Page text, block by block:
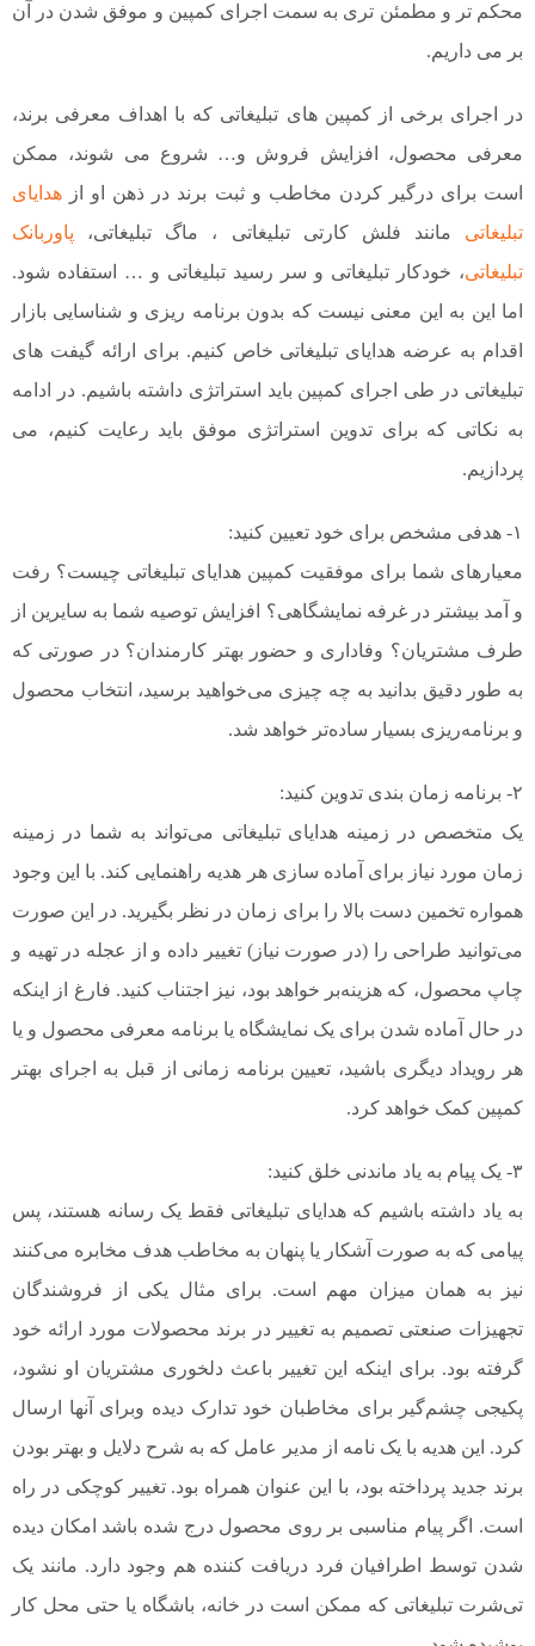
محکم تر و مطمئن تری به سمت اجرای کمپین و موفق شدن در آن
بر می داریم.
در اجرای برخی از کمپین های تبلیغاتی که با اهداف معرفی برند،
معرفی محصول، افزایش فروش و… شروع می شوند، ممکن
است برای درگیر کردن مخاطب و ثبت برند در ذهن او از هدایای
تبلیغاتی مانند فلش کارتی تبلیغاتی ، ماگ تبلیغاتی، پاوربانک
تبلیغاتی، خودکار تبلیغاتی و سر رسید تبلیغاتی و … استفاده شود.
اما این به این معنی نیست که بدون برنامه ریزی و شناسایی بازار
اقدام به عرضه هدایای تبلیغاتی خاص کنیم. برای ارائه گیفت های
تبلیغاتی در طی اجرای کمپین باید استراتژی داشته باشیم. در ادامه
به نکاتی که برای تدوین استراتژی موفق باید رعایت کنیم، می
پردازیم.
۱- هدفی مشخص برای خود تعیین کنید:
معیارهای شما برای موفقیت کمپین هدایای تبلیغاتی چیست؟ رفت
و آمد بیشتر در غرفه نمایشگاهی؟ افزایش توصیه شما به سایرین از
طرف مشتریان؟ وفاداری و حضور بهتر کارمندان؟ در صورتی که
به طور دقیق بدانید به چه چیزی می‌خواهید برسید، انتخاب محصول
و برنامه‌ریزی بسیار ساده‌تر خواهد شد.
۲- برنامه زمان بندی تدوین کنید:
یک متخصص در زمینه هدایای تبلیغاتی می‌تواند به شما در زمینه
زمان مورد نیاز برای آماده سازی هر هدیه راهنمایی کند. با این وجود
همواره تخمین دست بالا را برای زمان در نظر بگیرید. در این صورت
می‌توانید طراحی را (در صورت نیاز) تغییر داده و از عجله در تهیه و
چاپ محصول، که هزینه‌بر خواهد بود، نیز اجتناب کنید. فارغ از اینکه
در حال آماده شدن برای یک نمایشگاه یا برنامه معرفی محصول و یا
هر رویداد دیگری باشید، تعیین برنامه زمانی از قبل به اجرای بهتر
کمپین کمک خواهد کرد.
۳- یک پیام به یاد ماندنی خلق کنید:
به یاد داشته باشیم که هدایای تبلیغاتی فقط یک رسانه هستند، پس
پیامی که به صورت آشکار یا پنهان به مخاطب هدف مخابره می‌کنند
نیز به همان میزان مهم است. برای مثال یکی از فروشندگان
تجهیزات صنعتی تصمیم به تغییر در برند محصولات مورد ارائه خود
گرفته بود. برای اینکه این تغییر باعث دلخوری مشتریان او نشود،
پکیجی چشم‌گیر برای مخاطبان خود تدارک دیده وبرای آنها ارسال
کرد. این هدیه با یک نامه از مدیر عامل که به شرح دلایل و بهتر بودن
برند جدید پرداخته بود، با این عنوان همراه بود. تغییر کوچکی در راه
است. اگر پیام مناسبی بر روی محصول درج شده باشد امکان دیده
شدن توسط اطرافیان فرد دریافت کننده هم وجود دارد. مانند یک
تی‌شرت تبلیغاتی که ممکن است در خانه، باشگاه یا حتی محل کار